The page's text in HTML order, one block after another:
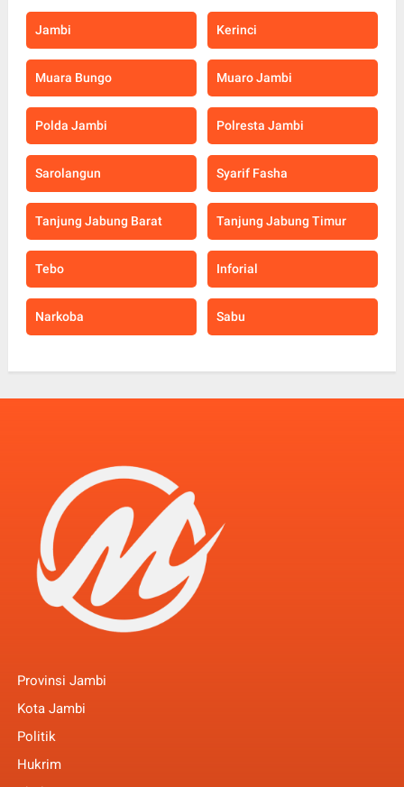
Jambi Kerinci
Muara Bungo Muaro Jambi
Polda Jambi Polresta Jambi
Sarolangun Syarif Fasha
Tanjung Jabung Barat Tanjung Jabung Timur
Tebo Inforial
Narkoba Sabu
Provinsi Jambi
Kota Jambi
Politik
Hukrim